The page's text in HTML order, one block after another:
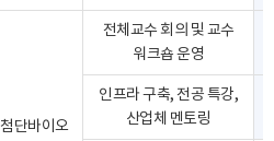
첨단바이오
전체교수 회의 및 교수
워크숍 운영
인프라 구축, 전공 특강,
산업체 멘토링